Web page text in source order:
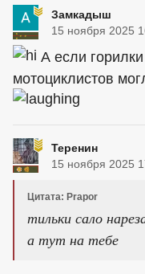
Замкадыш
15 ноября 2025
А если
мотоциклистов
Теренин
15 ноября 2025
Цитата: Prapor
тильки сало
а тут на тебе